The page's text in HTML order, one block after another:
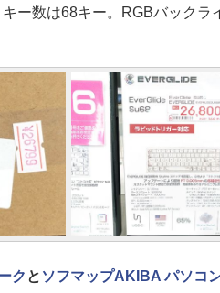
ー数は68キー。RGBバックラ
ク と ソフマップAKIBA パソコ